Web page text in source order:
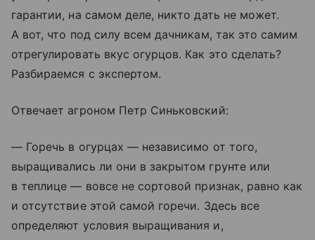
гарантии, на самом деле, никто дать не может.
А вот, что под силу всем дачникам, так это самим
отрегулировать вкус огурцов. Как это сделать?
Разбираемся с экспертом.
Отвечает агроном Петр Синьковский:
— Горечь в огурцах — независимо от того,
выращивались ли они в закрытом грунте или
в теплице — вовсе не сортовой признак, равно как
и отсутствие этой самой горечи. Здесь все
определяют условия выращивания и,